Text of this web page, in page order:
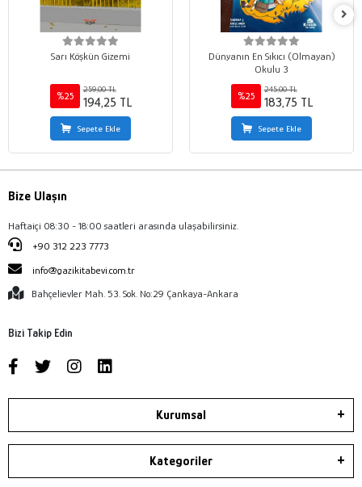
Sarı Köşkün Gizemi
%25
259,00 TL
194,25 TL
Sepete Ekle
Dünyanın En Sıkıcı (Olmayan)
Okulu 3
%25
245,00 TL
183,75 TL
Sepete Ekle
Bize Ulaşın
Haftaiçi 08:30 - 18:00 saatleri arasında ulaşabilirsiniz.
+90 312 223 7773
info@gazikitabevi.com.tr
Bahçelievler Mah. 53. Sok. No:29 Çankaya-Ankara
Bizi Takip Edin
Kurumsal
Kategoriler